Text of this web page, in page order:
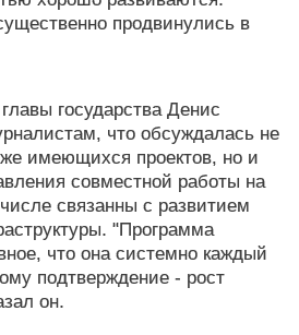
продвинулись в
государства Денис
что обсуждалась не
имеющихся проектов, но и
совместной работы на
связанны с развитием
"Программа
что она системно каждый
подтверждение - рост
он.